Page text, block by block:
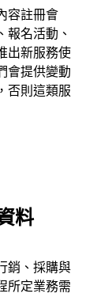
容註冊會
報名活動、
出新服務使
會提供變動
否則這類服
料
銷、採購與
所定業務需